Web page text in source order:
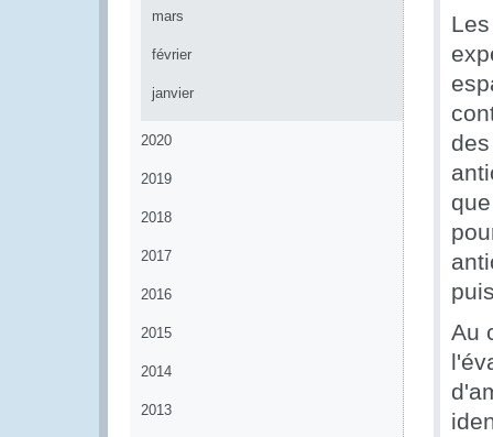
mars
février
janvier
2020
2019
2018
2017
2016
2015
2014
2013
Au